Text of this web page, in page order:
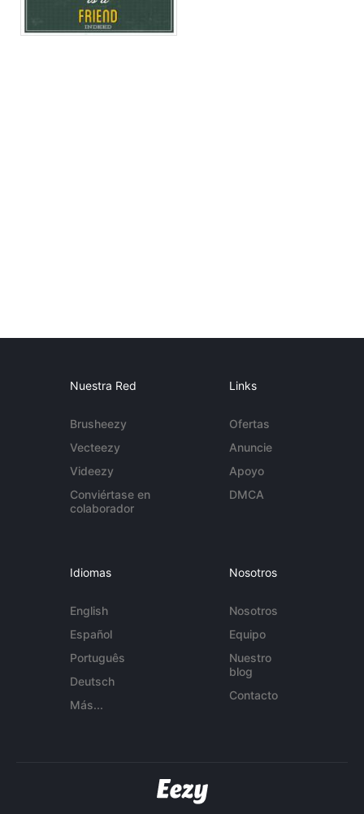
Nuestra Red
Brusheezy
Vecteezy
Videezy
Conviértase en
colaborador
Links
Ofertas
Anuncie
Apoyo
DMCA
Idiomas
English
Español
Português
Deutsch
Más...
Nosotros
Nosotros
Equipo
Nuestro
blog
Contacto